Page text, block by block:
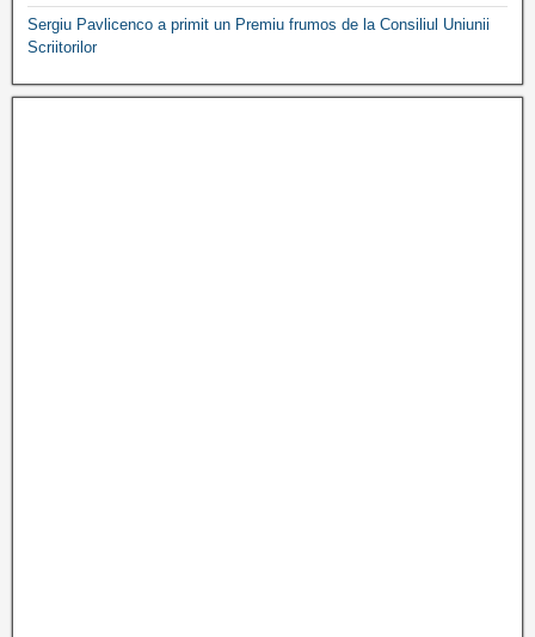
Sergiu Pavlicenco a primit un Premiu frumos de la Consiliul Uniunii
Scriitorilor